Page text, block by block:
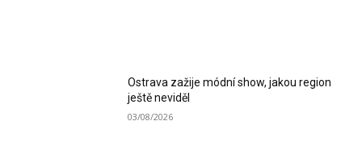
Ostrava zažije módní show, jakou region
ještě neviděl
03/08/2026